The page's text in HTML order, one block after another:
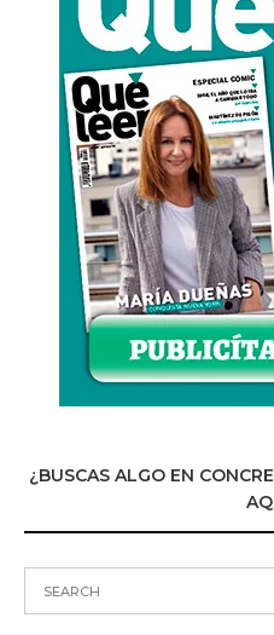
¿BUSCAS ALGO EN